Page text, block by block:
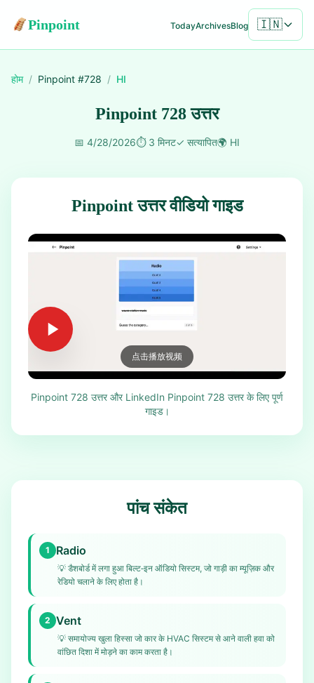
Pinpoint TodayArchivesBlog 🇮🇳
होम / Pinpoint #728 / HI
Pinpoint 728 उत्तर
📅 4/28/2026⏱️ 3 मिनट✓ सत्यापित🌍 HI
Pinpoint उत्तर वीडियो गाइड
点击播放视频
Pinpoint 728 उत्तर और LinkedIn Pinpoint 728 उत्तर के लिए पूर्ण
गाइड।
पांच संकेत
1 Radio
💡 डैशबोर्ड में लगा हुआ बिल्ट‑इन ऑडियो सिस्टम, जो गाड़ी का म्यूज़िक और
रेडियो चलाने के लिए होता है।
2 Vent
💡 समायोज्य खुला हिस्सा जो कार के HVAC सिस्टम से आने वाली हवा को
वांछित दिशा में मोड़ने का काम करता है।